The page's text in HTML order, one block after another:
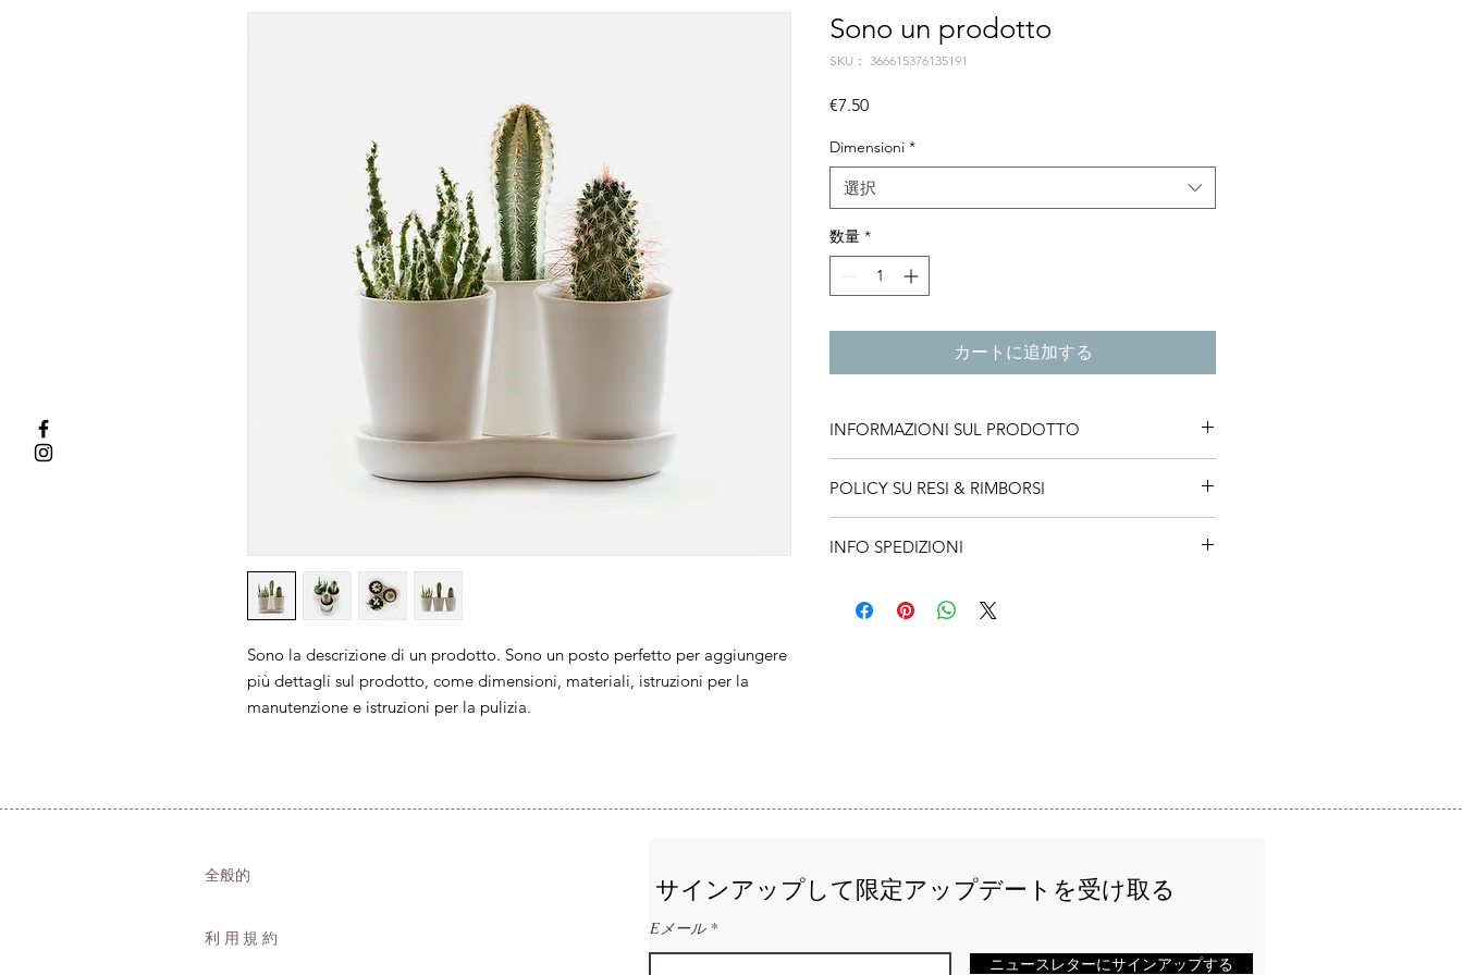
Sono la descrizione di un prodotto. Sono un posto perfetto per aggiungere
più dettagli sul prodotto, come dimensioni, materiali, istruzioni per la
manutenzione e istruzioni per la pulizia.
Sono un prodotto
SKU： 366615376135191
€7.50価
Dimensioni *
選択
数量 *
カートに追加する
INFORMAZIONI SUL PRODOTTO
perfetto per aggiungere maggiori informazioni sul
prodotto, come dimensioni, materiali, istruzioni per la
manutenzione e istruzioni per la pulizia. Sono anche uno
clienti dall'articolo.
POLICY SU RESI & RIMBORSI
perfetto per far sapere ai clienti cosa fare se non sono
chiare sono perfette per creare fiducia e consentire agli
acquirenti di acquistare senza timori.
INFO SPEDIZIONI
adatto per aggiungere informazioni sui tuoi metodi di
全般的
利用規約
サインアップして限定アップデートを受け取る
Eメール
ニュースレターにサインアップする